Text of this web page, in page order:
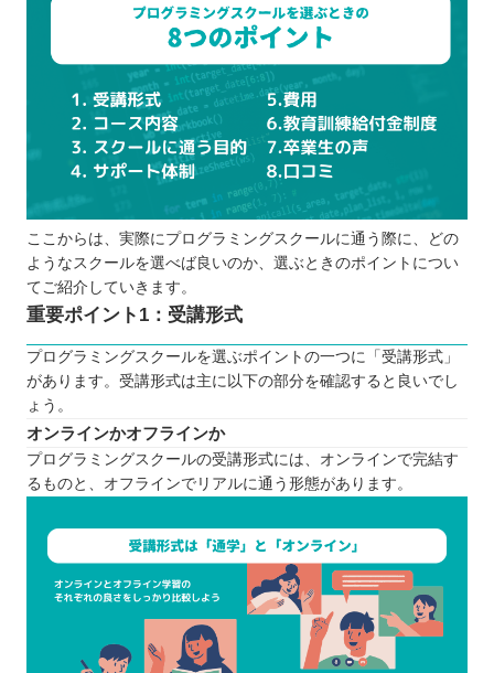
ここからは、実際にプログラミングスクールに通う際に、どの
ようなスクールを選べば良いのか、選ぶときのポイントについ
てご紹介していきます。
重要ポイント1：受講形式
プログラミングスクールを選ぶポイントの一つに「受講形式」
があります。受講形式は主に以下の部分を確認すると良いでし
ょう。
オンラインかオフラインか
プログラミングスクールの受講形式には、オンラインで完結す
るものと、オフラインでリアルに通う形態があります。